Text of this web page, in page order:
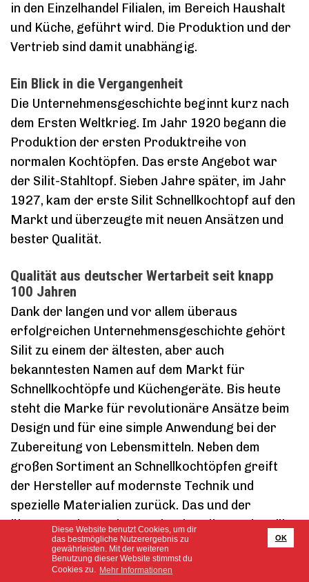
Diese Website benutzt Cookies, um dir
das bestmögliche Nutzerergebnis zu
gewährleisten. Mit der weiteren
Benutzung dieser Website stimmst du
Cookies zu. Mehr Informationen
OK
in den Einzelhandel Filialen, im Bereich Haushalt
und Küche, geführt wird. Die Produktion und der
Vertrieb sind damit unabhängig.
Ein Blick in die Vergangenheit
Die Unternehmensgeschichte beginnt kurz nach
dem Ersten Weltkrieg. Im Jahr 1920 begann die
Produktion der ersten Produktreihe von
normalen Kochtöpfen. Das erste Angebot war
der Silit-Stahltopf. Sieben Jahre später, im Jahr
1927, kam der erste Silit Schnellkochtopf auf den
Markt und überzeugte mit neuen Ansätzen und
bester Qualität.
Qualität aus deutscher Wertarbeit seit knapp
100 Jahren
Dank der langen und vor allem überaus
erfolgreichen Unternehmensgeschichte gehört
Silit zu einem der ältesten, aber auch
bekanntesten Namen auf dem Markt für
Schnellkochtöpfe und Küchengeräte. Bis heute
steht die Marke für revolutionäre Ansätze beim
Design und für eine simple Anwendung bei der
Zubereitung von Lebensmitteln. Neben dem
großen Sortiment an Schnellkochtöpfen greift
der Hersteller auf modernste Technik und
spezielle Materialien zurück. Das und der
überragende Kundenservice, hat die Marke Silit
zu einem der größten Hersteller für
Schnellkochtöpfe der Welt gemacht.